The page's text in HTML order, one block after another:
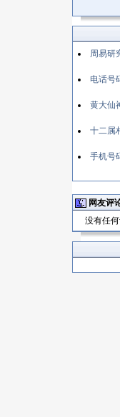
周易研
电话号
黄大仙
十二属
手机号
网友评
没有任何